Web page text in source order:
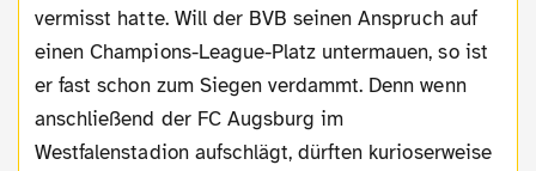
vermisst hatte. Will der BVB seinen Anspruch auf
einen Champions-League-Platz untermauen, so ist
er fast schon zum Siegen verdammt. Denn wenn
anschließend der FC Augsburg im
Westfalenstadion aufschlägt, dürften kurioserweise